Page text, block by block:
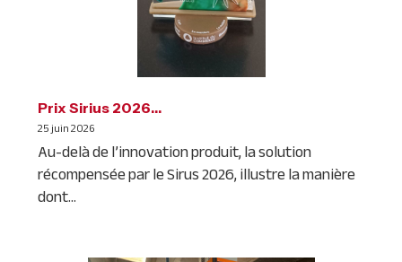
Prix Sirius 2026…
25 juin 2026
Au-delà de l’innovation produit, la solution
récompensée par le Sirus 2026, illustre la manière
dont...